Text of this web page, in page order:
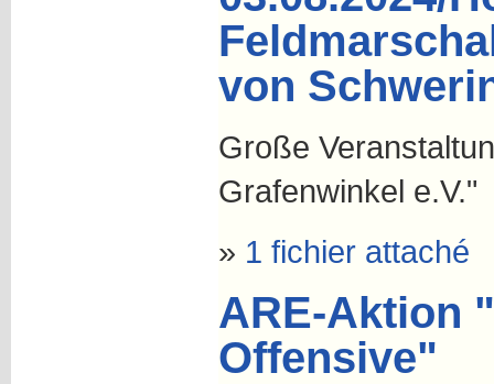
von
Große
Grafenwinkel e.V."
» 1 fichier attaché
ARE-Aktion
Offensive"